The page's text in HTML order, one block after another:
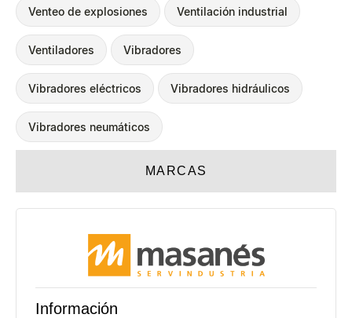
MARCAS
Venteo de explosiones Ventilación industrial
Ventiladores Vibradores
Vibradores eléctricos Vibradores hidráulicos
Vibradores neumáticos
Información